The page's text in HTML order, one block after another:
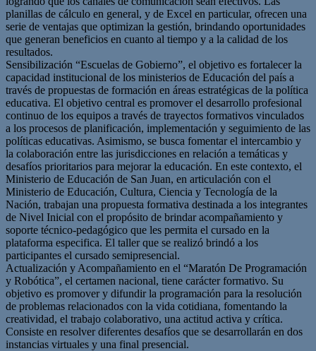
planillas de cálculo en general, y de Excel en particular, ofrecen una
serie de ventajas que optimizan la gestión, brindando oportunidades
que generan beneficios en cuanto al tiempo y a la calidad de los
resultados.
Sensibilización “Escuelas de Gobierno”, el objetivo es fortalecer la
capacidad institucional de los ministerios de Educación del país a
través de propuestas de formación en áreas estratégicas de la política
educativa. El objetivo central es promover el desarrollo profesional
continuo de los equipos a través de trayectos formativos vinculados
a los procesos de planificación, implementación y seguimiento de las
políticas educativas. Asimismo, se busca fomentar el intercambio y
la colaboración entre las jurisdicciones en relación a temáticas y
desafíos prioritarios para mejorar la educación. En este contexto, el
Ministerio de Educación de San Juan, en articulación con el
Ministerio de Educación, Cultura, Ciencia y Tecnología de la
Nación, trabajan una propuesta formativa destinada a los integrantes
de Nivel Inicial con el propósito de brindar acompañamiento y
soporte técnico-pedagógico que les permita el cursado en la
plataforma especifica. El taller que se realizó brindó a los
participantes el cursado semipresencial.
Actualización y Acompañamiento en el “Maratón De Programación
y Robótica”, el certamen nacional, tiene carácter formativo. Su
objetivo es promover y difundir la programación para la resolución
de problemas relacionados con la vida cotidiana, fomentando la
creatividad, el trabajo colaborativo, una actitud activa y crítica.
Consiste en resolver diferentes desafíos que se desarrollarán en dos
instancias virtuales y una final presencial.